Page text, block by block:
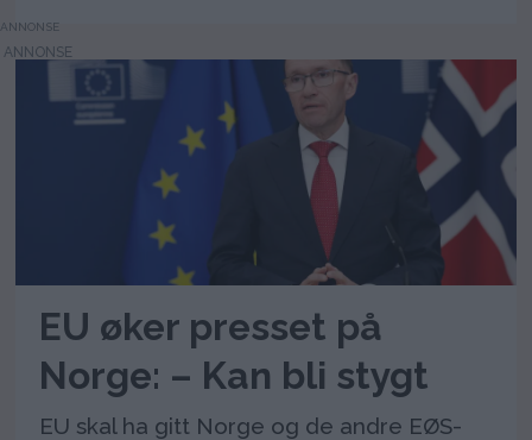
ANNONSE
EU øker presset på
Norge: – Kan bli stygt
EU skal ha gitt Norge og de andre EØS-